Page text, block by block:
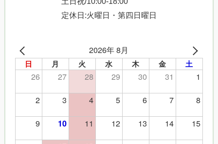
定休日:火曜日・第四日曜日
2026年 8月
日 月 火 水 木 金 土
26 27 28 29 30 31
1
2
3 4 5 6 7
8
9
10 11 12 13 14
15